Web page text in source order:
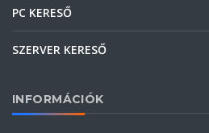
PC KERESŐ
SZERVER KERESŐ
INFORMÁCIÓK